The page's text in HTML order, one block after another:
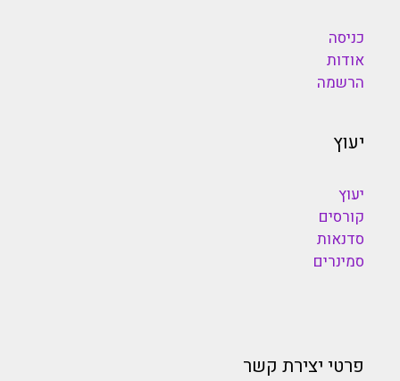
כניסה
אודות
הרשמה
יעוץ
יעוץ
קורסים
סדנאות
סמינרים
פרטי יצירת קשר